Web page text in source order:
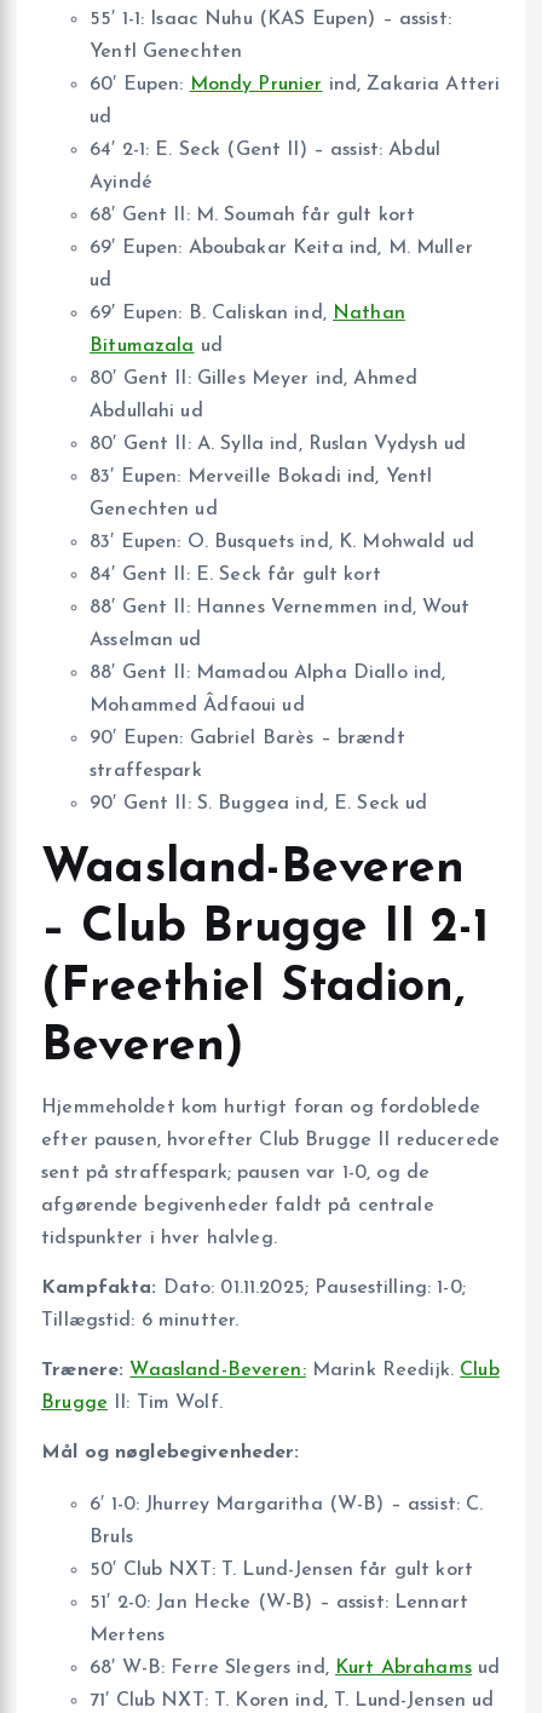
55′ 1-1: Isaac Nuhu (KAS Eupen) – assist:
Yentl Genechten
60′ Eupen: Mondy Prunier ind, Zakaria Atteri
ud
64′ 2-1: E. Seck (Gent II) – assist: Abdul
Ayindé
68′ Gent II: M. Soumah får gult kort
69′ Eupen: Aboubakar Keita ind, M. Muller
ud
69′ Eupen: B. Caliskan ind, Nathan
Bitumazala ud
80′ Gent II: Gilles Meyer ind, Ahmed
Abdullahi ud
80′ Gent II: A. Sylla ind, Ruslan Vydysh ud
83′ Eupen: Merveille Bokadi ind, Yentl
Genechten ud
83′ Eupen: O. Busquets ind, K. Mohwald ud
84′ Gent II: E. Seck får gult kort
88′ Gent II: Hannes Vernemmen ind, Wout
Asselman ud
88′ Gent II: Mamadou Alpha Diallo ind,
Mohammed Âdfaoui ud
90′ Eupen: Gabriel Barès – brændt
straffespark
90′ Gent II: S. Buggea ind, E. Seck ud
Waasland-Beveren
– Club Brugge II 2-1
(Freethiel Stadion,
Beveren)
Hjemmeholdet kom hurtigt foran og fordoblede
efter pausen, hvorefter Club Brugge II reducerede
sent på straffespark; pausen var 1-0, og de
afgørende begivenheder faldt på centrale
tidspunkter i hver halvleg.
Kampfakta: Dato: 01.11.2025; Pausestilling: 1-0;
Tillægstid: 6 minutter.
Trænere: Waasland-Beveren:Marink Reedijk. Club
Brugge II: Tim Wolf.
Mål og nøglebegivenheder:
6′ 1-0: Jhurrey Margaritha (W-B) – assist: C.
Bruls
50′ Club NXT: T. Lund-Jensen får gult kort
51′ 2-0: Jan Hecke (W-B) – assist: Lennart
Mertens
68′ W-B: Ferre Slegers ind, Kurt Abrahamsud
71′ Club NXT: T. Koren ind, T. Lund-Jensen ud